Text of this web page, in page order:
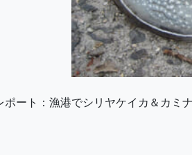
ポート：漁港でシリヤケイカ＆カ